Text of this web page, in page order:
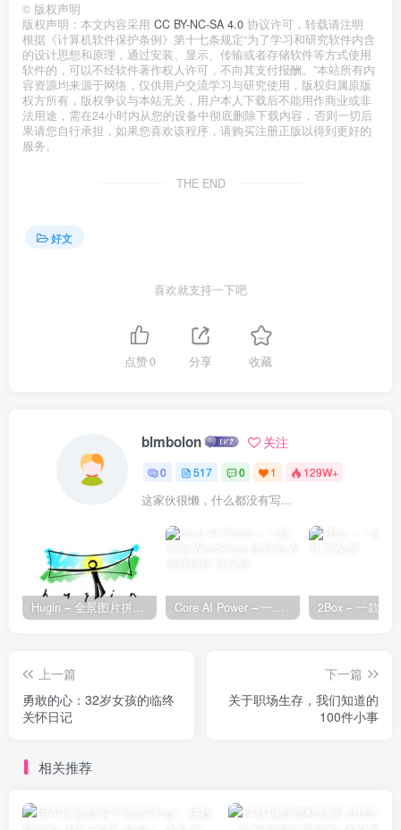
© 版权声明
版权声明：本文内容采用 CC BY-NC-SA 4.0 协议许可，转载请注明
根据《计算机软件保护条例》第十七条规定“为了学习和研究软件内含
的设计思想和原理，通过安装、显示、传输或者存储软件等方式使用
软件的，可以不经软件著作权人许可，不向其支付报酬。”本站所有内
容资源均来源于网络，仅供用户交流学习与研究使用，版权归属原版
权方所有，版权争议与本站无关，用户本人下载后不能用作商业或非
法用途，需在24小时内从您的设备中彻底删除下载内容，否则一切后
果请您自行承担，如果您喜欢该程序，请购买注册正版以得到更好的
服务。
THE END
好文
喜欢就支持一下吧
点赞0 分享 收藏
blmbolon 关注
0 517 0 1 129W+
这家伙很懒，什么都没有写...
Hugin – 全景图片拼接工具 Core AI Power – 一款专为 WordPress 设计的 AI 增强插件
上一篇
勇敢的心：32岁女孩的临终
关怀日记
下一篇
关于职场生存，我们知道的
100件小事
相关推荐